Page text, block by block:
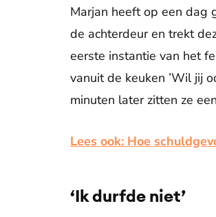
Marjan heeft op een dag
de achterdeur en trekt
eerste instantie van het
vanuit de keuken ’Wil jij
minuten later zitten ze
Lees ook: Hoe
‘Ik durfde niet’